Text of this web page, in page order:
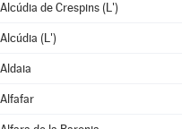
Alcúdia de Crespins (L')
Alcúdia (L')
Aldaia
Alfafar